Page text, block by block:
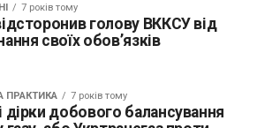
7 років тому
голову ВККСУ від
своїх обов’язків
ПРАКТИКА 7 років тому
дірки добового балансування